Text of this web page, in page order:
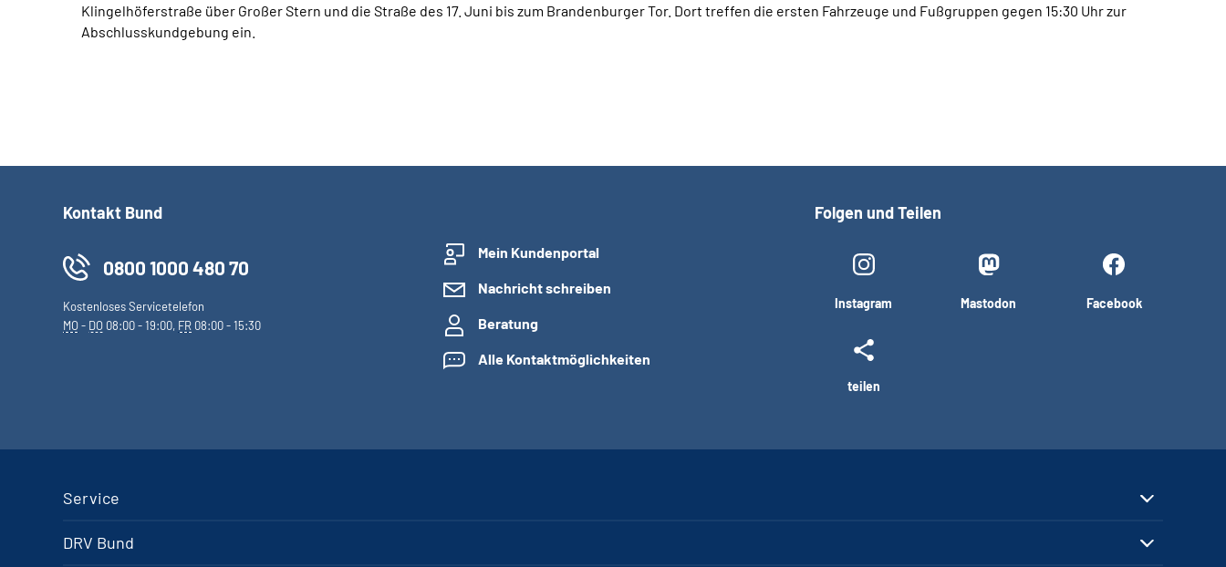
Klingelhöferstraße über Großer Stern und die Straße des 17. Juni bis zum Brandenburger Tor. Dort treffen die ersten Fahrzeuge und Fußgruppen gegen 15:30 Uhr zur
Abschlusskundgebung ein.
Kontakt Bund
0800 1000 480 70
Kostenloses Servicetelefon
MO- DO 08:00 - 19:00, FR 08:00 - 15:30
Mein Kundenportal
Nachricht schreiben
Beratung
Alle Kontaktmöglichkeiten
Folgen und Teilen
Instagram Mastodon Facebook
teilen
Service
DRV Bund